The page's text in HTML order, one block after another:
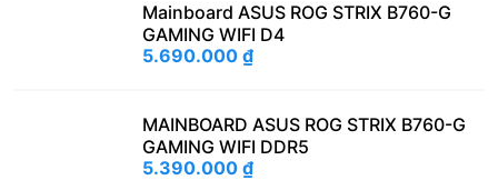
Mainboard ASUS ROG STRIX B760-G
GAMING WIFI D4
5.690.000 ₫
MAINBOARD ASUS ROG STRIX B760-G
GAMING WIFI DDR5
5.390.000 ₫